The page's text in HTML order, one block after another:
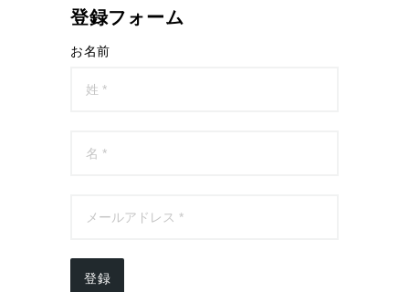
登録フォーム
お名前
登録